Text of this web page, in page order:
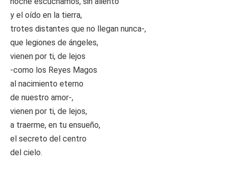
y el oído en la tierra,
trotes distantes que no llegan nunca-,
que legiones de ángeles,
vienen por ti, de lejos
-como los Reyes Magos
al nacimiento eterno
de nuestro amor-,
vienen por ti, de lejos,
a traerme, en tu ensueño,
el secreto del centro
del cielo.